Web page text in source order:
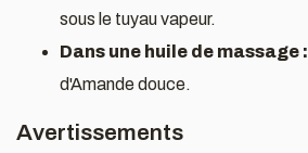
sous le tuyau vapeur.
Dans une huile de massage :
d'Amande douce.
Avertissements